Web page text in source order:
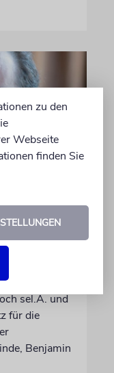
mit
sel.A. und
für die
Benjamin
zu den
Webseite
finden Sie